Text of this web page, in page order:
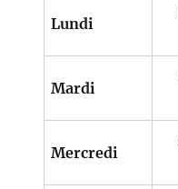
Lundi
Mardi
Mercredi